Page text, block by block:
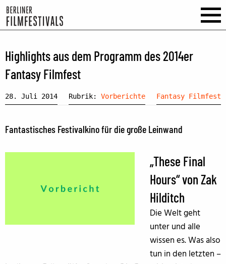
Highlights aus dem Programm des 2014er
Fantasy Filmfest
28. Juli 2014 Rubrik: Vorberichte Fantasy Filmfest
Fantastisches Festivalkino für die große Leinwand
„These Final
Hours“ von Zak
Hilditch
Die Welt geht
unter und alle
wissen es. Was also
tun in den letzten –